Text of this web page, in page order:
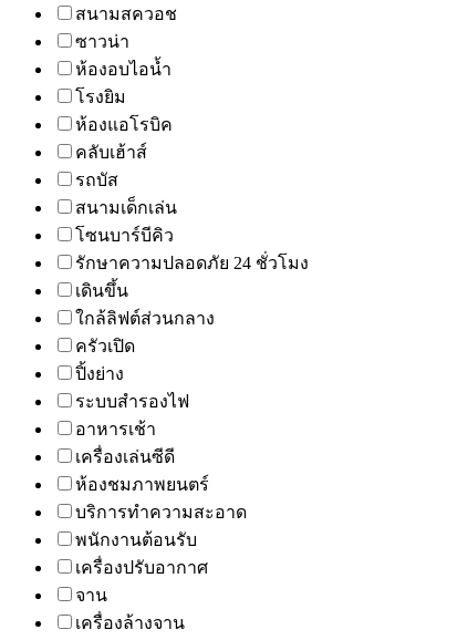
สนามสควอช
ซาวน่า
ห้องอบไอน้ำ
โรงยิม
ห้องแอโรบิค
คลับเฮ้าส์
รถบัส
สนามเด็กเล่น
โซนบาร์บีคิว
รักษาความปลอดภัย 24 ชั่วโมง
เดินขึ้น
ใกล้ลิฟต์ส่วนกลาง
ครัวเปิด
ปิ้งย่าง
ระบบสำรองไฟ
อาหารเช้า
เครื่องเล่นซีดี
ห้องชมภาพยนตร์
บริการทำความสะอาด
พนักงานต้อนรับ
เครื่องปรับอากาศ
จาน
เครื่องล้างจาน